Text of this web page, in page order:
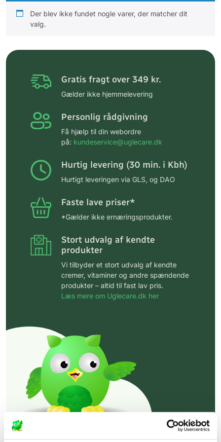
Der blev ikke fundet nogle varer, der matcher dit
valg.
Gratis fragt over 349 kr.
Gælder ikke hjemmelevering
Personlig rådgivning
Få hjælp til din webordre
på: kundeservice@uglecare.dk
Hurtig levering (30 min. i Kbh)
Hurtigt leveringen via GLS, og DAO
Faste lave priser*
*Gælder ikke ernæringsprodukter.
Stort udvalg af kendte
produkter
Vi tilbyder et stort udvalg af kendte
cremer, vitaminer og andre spændende
produkter – altid til fast lav pris.
Læs mere om Uglecare.dk her